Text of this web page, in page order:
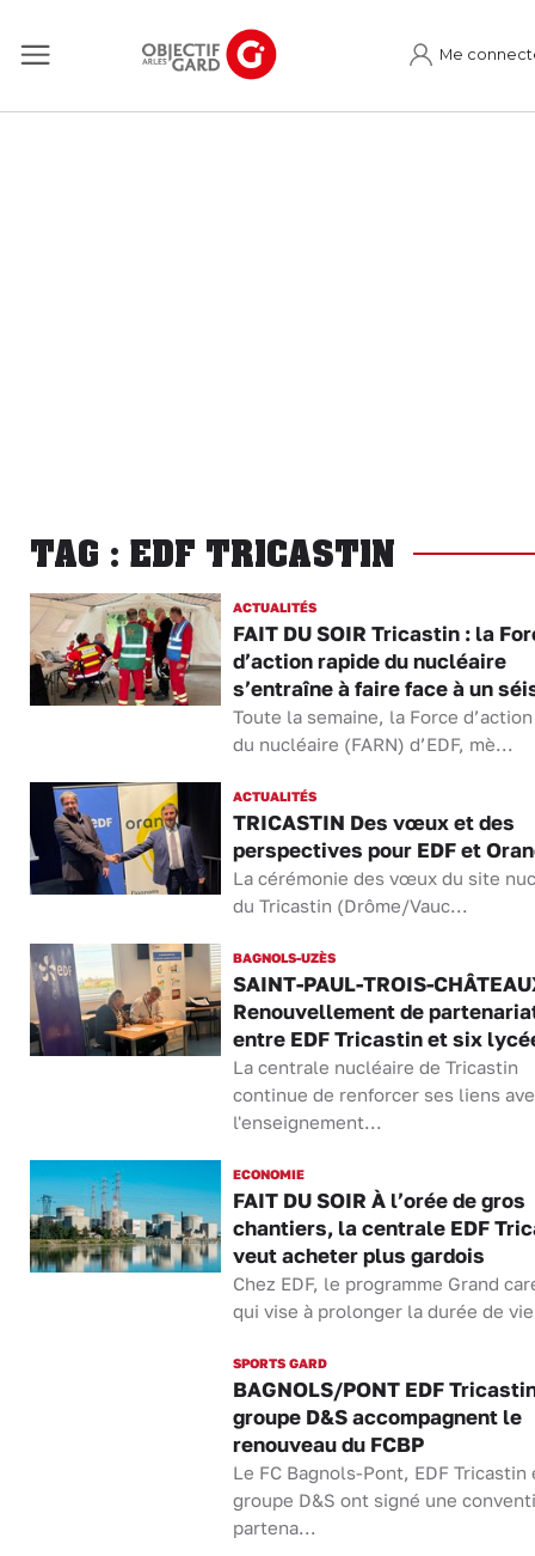
Me
TAG : EDF TRICASTIN
ACTUALITÉS
FAIT DU SOIR Tricastin : la
d’action rapide du nucléaire
s’entraîne à faire face à un
Toute la semaine, la Force
du nucléaire (FARN) d’EDF, mè...
ACTUALITÉS
TRICASTIN Des vœux et des
perspectives pour EDF et
La cérémonie des vœux du site
du Tricastin (Drôme/Vauc...
BAGNOLS-UZÈS
SAINT-PAUL-TROIS-
Renouvellement de
entre EDF Tricastin et six
La centrale nucléaire de Tricastin
continue de renforcer ses liens
l'enseignement...
ECONOMIE
FAIT DU SOIR À l’orée de gros
chantiers, la centrale EDF
veut acheter plus gardois
Chez EDF, le programme Grand
qui vise à prolonger la durée de
SPORTS GARD
BAGNOLS/PONT EDF
groupe D&S accompagnent le
renouveau du FCBP
Le FC Bagnols-Pont, EDF Tricastin
groupe D&S ont signé une
partena...